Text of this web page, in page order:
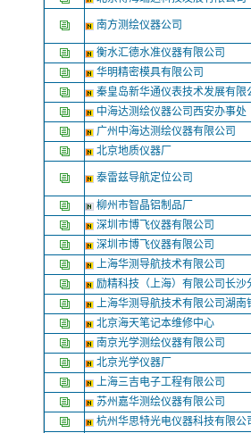
南方测绘仪器公司
衡水汇德水准仪器有限公司
华明精密模具有限公司
秦皇岛新华通仪表技术发展有
中海达测绘仪器公司西安办事处
广州中海达测绘仪器有限公司
北京地质仪器厂
泰雷兹导航定位公司
柳州市智晶铝制品厂
深圳市博飞仪器有限公司
深圳市博飞仪器有限公司
上海华测导航技术有限公司
励精科技（上海）有限公司长
上海华测导航技术有限公司湖
北京海天笔记本维修中心
南京光学测绘仪器有限公司
北京光学仪器厂
上海三吉电子工程有限公司
苏州嘉华测绘仪器有限公司
杭州华思特光电仪器科技有限公